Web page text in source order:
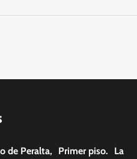
de Peralta, Primer piso. La